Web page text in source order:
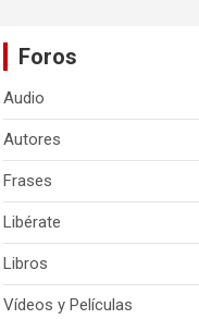
Foros
Audio
Autores
Frases
Libérate
Libros
Vídeos y Películas